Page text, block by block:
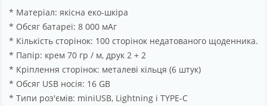
* Матеріал: якісна еко-шкіра
* Обсяг батареї: 8 000 мАг
* Кількість сторінок: 100 сторінок недатованого щоденника.
* Папір: крем 70 гр / м, друк 2 + 2
* Кріплення сторінок: металеві кільця (6 штук)
* Обсяг USB носія: 16 GB
* Типи роз'ємів: miniUSB, Lightning і TYPE-C